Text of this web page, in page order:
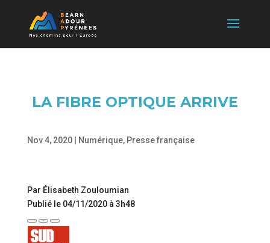
LA FIBRE OPTIQUE ARRIVE
Nov 4, 2020| Numérique, Presse française
Par Élisabeth Zouloumian
Publié le 04/11/2020 à 3h48